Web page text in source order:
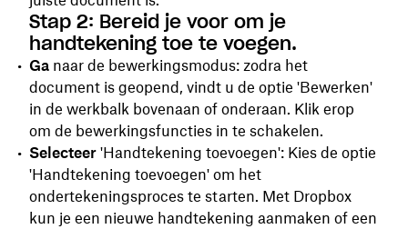
Stap 2: Bereid je voor om je
handtekening toe te voegen.
Ga naar de bewerkingsmodus: zodra het
document is geopend, vindt u de optie 'Bewerken'
in de werkbalk bovenaan of onderaan. Klik erop
om de bewerkingsfuncties in te schakelen.
Selecteer 'Handtekening toevoegen': Kies de optie
'Handtekening toevoegen' om het
ondertekeningsproces te starten. Met Dropbox
kun je een nieuwe handtekening aanmaken of een